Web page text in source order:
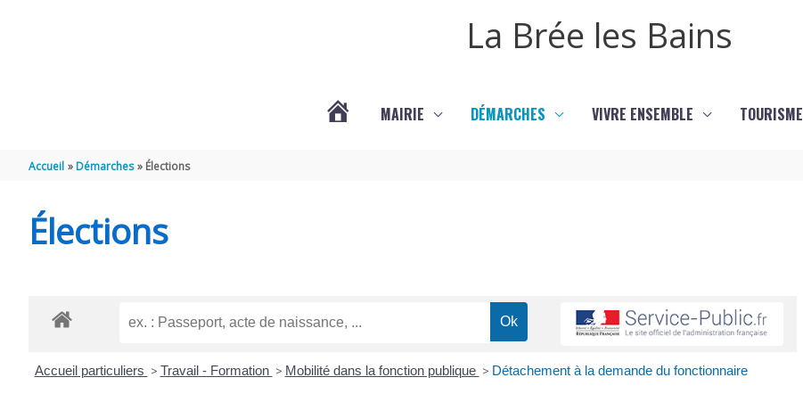
La Brée les Bains
MAIRIE DÉMARCHES VIVRE ENSEMBLE TOURISME
Accueil Démarches Élections
Élections
Accueil particuliers > Travail - Formation > Mobilité dans la fonction publique > Détachement à la demande du fonctionnaire